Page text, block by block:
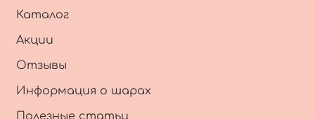
Каталог
Акции
Отзывы
Информация о шарах
Полезные статьи